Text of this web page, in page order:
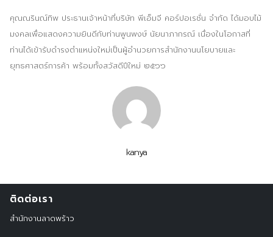
คุณณรินณ์ทิพ ประธานเจ้าหน้าที่บริษัท พีเอ็มจี คอร์ปอเรชั่น จำกัด ได้มอบไม้
มงคลเพื่อแสดงความยินดีกับท่านพูนพงษ์ นัยนาภากรณ์ เนื่องในโอกาสที่
ท่านได้เข้ารับดำรงตำแหน่งใหม่เป็นผู้อำนวยการสำนักงานนโยบายและ
ยุทธศาสตร์การค้า พร้อมทั้งสวัสดีปีใหม่ ๒๕๖๖
kanya
ติดต่อเรา
สำนักงานลาดพร้าว